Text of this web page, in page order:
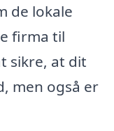
de lokale
firma til
sikre, at dit
men også er